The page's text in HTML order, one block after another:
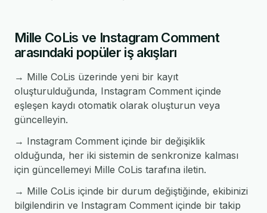
Mille CoLis ve Instagram Comment
arasındaki popüler iş akışları
→ Mille CoLis üzerinde yeni bir kayıt
oluşturulduğunda, Instagram Comment içinde
eşleşen kaydı otomatik olarak oluşturun veya
güncelleyin.
→ Instagram Comment içinde bir değişiklik
olduğunda, her iki sistemin de senkronize kalması
için güncellemeyi Mille CoLis tarafına iletin.
→ Mille CoLis içinde bir durum değiştiğinde, ekibinizi
bilgilendirin ve Instagram Comment içinde bir takip